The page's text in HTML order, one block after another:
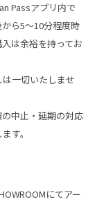
Passアプリ内で
ら5〜10分程度時
は余裕を持ってお
一切いたしませ
中止・延期の対応
す。
にてアー